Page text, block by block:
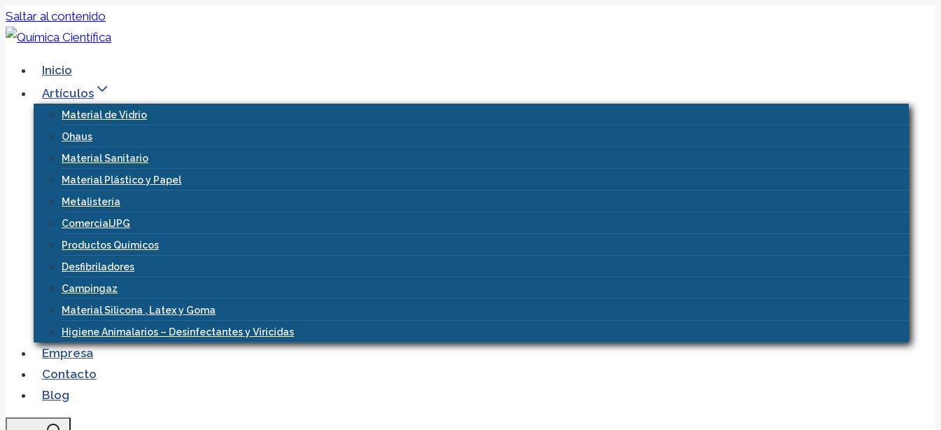
Saltar al contenido
Inicio
Artículos
Material de Vidrio
Ohaus
Material Sanitario
Material Plástico y Papel
Metalistería
ComercialJPG
Productos Químicos
Desfibriladores
Campingaz
Material Silicona , Latex y Goma
Higiene Animalarios – Desinfectantes y Viricidas
Empresa
Contacto
Blog